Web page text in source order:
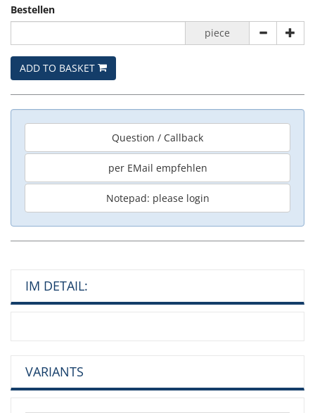
Bestellen
piece
ADD TO BASKET
Question / Callback
per EMail empfehlen
Notepad: please login
IM DETAIL:
VARIANTS